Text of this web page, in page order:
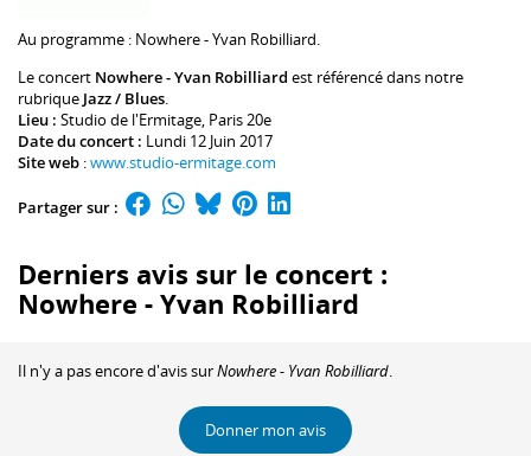
Au programme : Nowhere-Yvan Robilliard
Le concert Nowhere - Yvan Robilliard est référencé dans notre
rubrique Jazz / Blues.
Lieu : Studio de l'Ermitage, Paris 20e
Date du concert : Lundi 12 Juin 2017
Site web :www.studio-ermitage.com
Partager sur :
Derniers avis sur le concert :
Nowhere - Yvan Robilliard
Il n'y a pas encore d'avis surNowhere - Yvan Robilliard.
Donner mon avis